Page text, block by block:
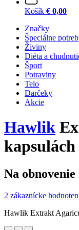
Košík € 0,00
Značky
Špeciálne
Živiny
Diéta a
Šport
Potraviny
Telo
Darčeky
Akcie
Hawlik
kapsulách
Na
2 zákaznícke
Hawlik Extrakt